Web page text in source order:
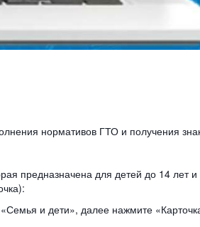
нормативов ГТО и получения
предназначена для детей до 14 лет и
и дети», далее нажмите